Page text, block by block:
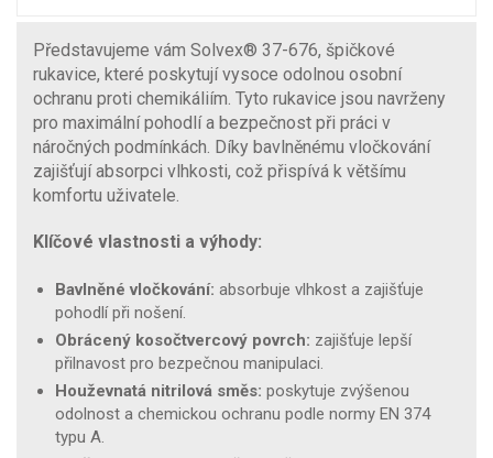
Představujeme vám Solvex® 37-676, špičkové
rukavice, které poskytují vysoce odolnou osobní
ochranu proti chemikáliím. Tyto rukavice jsou navrženy
pro maximální pohodlí a bezpečnost při práci v
náročných podmínkách. Díky bavlněnému vločkování
zajišťují absorpci vlhkosti, což přispívá k většímu
komfortu uživatele.
Klíčové vlastnosti a výhody:
Bavlněné vločkování: absorbuje vlhkost a zajišťuje
pohodlí při nošení.
Obrácený kosočtvercový povrch: zajišťuje lepší
přilnavost pro bezpečnou manipulaci.
Houževnatá nitrilová směs: poskytuje zvýšenou
odolnost a chemickou ochranu podle normy EN 374
typu A.